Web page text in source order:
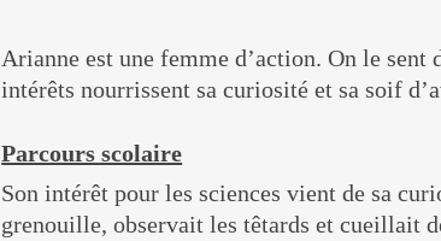
Arianne est une femme d’action. On le
intérêts nourrissent sa curiosité et sa soif
Parcours scolaire
Son intérêt pour les sciences vient de sa
grenouille, observait les têtards et cueillait